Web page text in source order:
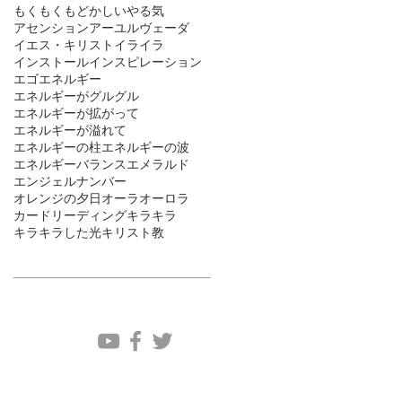
もくもく もどかしいやる気
アセンションアーユルヴェーダ
イエス・キリスト イライラ
インストールインスピレーション
エゴエネルギー
エネルギーがグルグル
エネルギーが拡がって
エネルギーが溢れて
エネルギーの柱エネルギーの波
エネルギーバランスエメラルド
エンジェルナンバー
オレンジの夕日オーラオーロラ
カードリーディングキラキラ
キラキラした光キリスト教